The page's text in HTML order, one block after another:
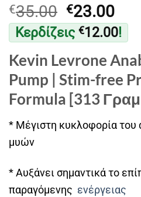
€35.00 Original
price
was:
€35.00.
€23.00Η
τιμή
Κερδίζεις €12.00!
Kevin Levrone
Pump | Stim-free
Formula [313
* Μέγιστη κυκλοφορία του
μυών
* Αυξάνει σημαντικά το
παραγόμενης ενέργειας